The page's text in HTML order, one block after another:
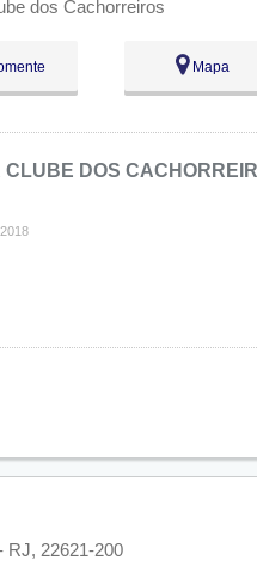
Mapa
CLUBE DOS
RJ, 22621-200